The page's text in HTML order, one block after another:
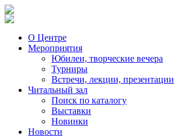
О Центре
Мероприятия
Юбилеи, творческие вечера
Турниры
Встречи, лекции, презентации
Читальный зал
Поиск по каталогу
Выставки
Новинки
Новости